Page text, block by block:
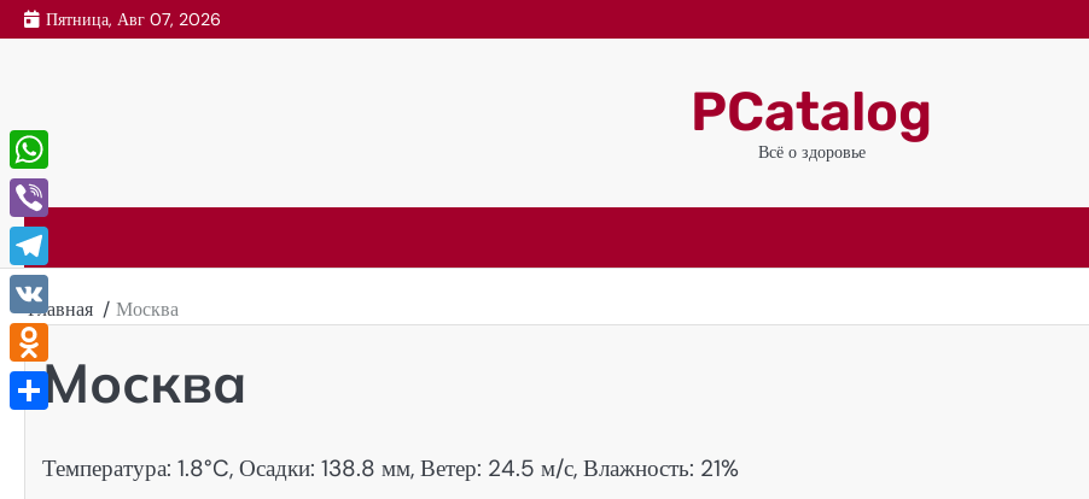
Перейти
к
Пятница, Авг 07, 2026
PCatalog
Всё о здоровье
Главная Москва
Москва
Температура: 1.8°C, Осадки: 138.8 мм, Ветер: 24.5 м/с, Влажность: 21%
WhatsApp
Viber
Telegram
VK
Odnoklassniki